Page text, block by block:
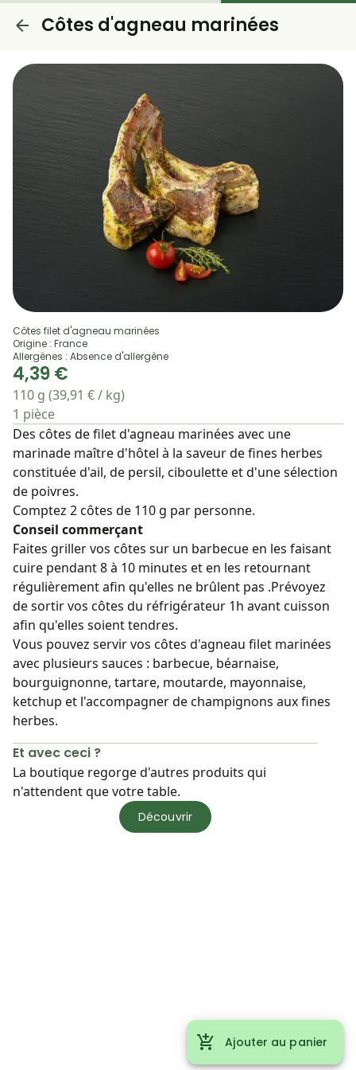
Côtes d'agneau marinées
Côtes filet d'agneau marinées
Origine : France
Allergènes : Absence d'allergène
4,39 €
110 g (39,91 € / kg)
1 pièce
Des côtes de filet d'agneau marinées avec une
marinade maître d'hôtel à la saveur de fines herbes
constituée d'ail, de persil, ciboulette et d'une sélection
de poivres.
Comptez 2 côtes de 110 g par personne.
Conseil commerçant
Faites griller vos côtes sur un barbecue en les faisant
cuire pendant 8 à 10 minutes et en les retournant
régulièrement afin qu'elles ne brûlent pas .Prévoyez
de sortir vos côtes du réfrigérateur 1h avant cuisson
afin qu'elles soient tendres.
Vous pouvez servir vos côtes d'agneau filet marinées
avec plusieurs sauces : barbecue, béarnaise,
bourguignonne, tartare, moutarde, mayonnaise,
ketchup et l'accompagner de champignons aux fines
herbes.
Et avec ceci ?
La boutique regorge d'autres produits qui
n'attendent que votre table.
Découvrir
Ajouter au panier